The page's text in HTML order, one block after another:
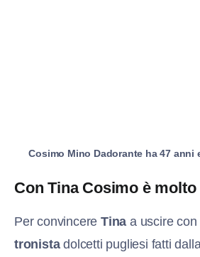
Cosimo Mino Dadorante ha 47 anni
Con Tina Cosimo è
Per convincere Tina a uscire con
tronistadolcetti pugliesi fatti